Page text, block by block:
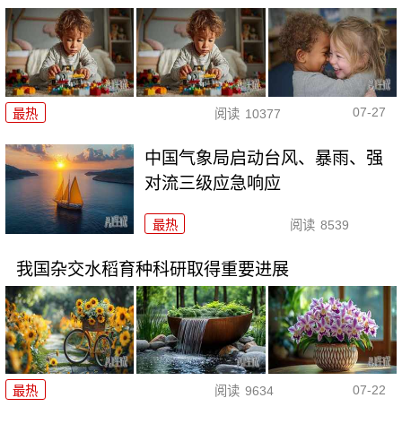
最热 阅读 10377 07-27
中国气象局启动台风、暴雨、强
对流三级应急响应
最热 阅读 8539
我国杂交水稻育种科研取得重要进展
最热 阅读 9634 07-22